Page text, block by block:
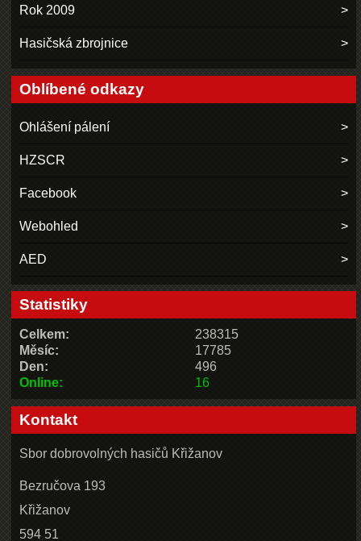
Rok 2009
Hasičská zbrojnice
Oblíbené odkazy
Ohlášení pálení
HZSCR
Facebook
Webohled
AED
Statistiky
Online: 16
Celkem:
238315
Měsíc:
17785
Den:
496
Kontakt
Sbor dobrovolných hasičů Křižanov
Bezručova 193
Křižanov
594 51